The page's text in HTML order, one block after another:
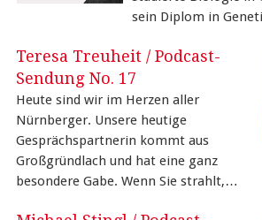
sein Diplom in
Teresa Treuheit / Podcast-
Sendung No. 17
Heute sind wir im Herzen aller
Nürnberger. Unsere heutige
Gesprächspartnerin kommt aus
Großgründlach und hat eine ganz
besondere Gabe. Wenn Sie strahlt,…